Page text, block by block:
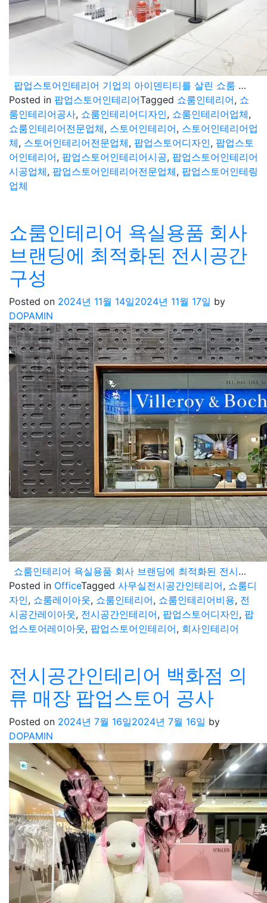
팝업스토어인테리어 기업의 아이덴티티를 살린 쇼룸 디자인
Posted in 팝업스토어인테리어Tagged 쇼룸인테리어, 쇼
룸인테리어공사, 쇼룸인테리어디자인, 쇼룸인테리어업체,
쇼룸인테리어전문업체, 스토어인테리어, 스토어인테리어업
체, 스토어인테리어전문업체, 팝업스토어디자인, 팝업스토
어인테리어, 팝업스토어인테리어시공, 팝업스토어인테리어
시공업체, 팝업스토어인테리어전문업체, 팝업스토어인테링
업체
쇼룸인테리어 욕실용품 회사
브랜딩에 최적화된 전시공간
구성
Posted on 2024년 11월 14일2024년 11월 17일 by
DOPAMIN
쇼룸인테리어 욕실용품 회사 브랜딩에 최적화된 전시공간 구성
Posted in OfficeTagged 사무실전시공간인테리어, 쇼룸디
자인, 쇼룸레이아웃, 쇼룸인테리어, 쇼룸인테리어비용, 전
시공간레이아웃, 전시공간인테리어, 팝업스토어디자인, 팝
업스토어레이아웃, 팝업스토어인테리어, 회사인테리어
전시공간인테리어 백화점 의
류 매장 팝업스토어 공사
Posted on 2024년 7월 16일2024년 7월 16일 by
DOPAMIN